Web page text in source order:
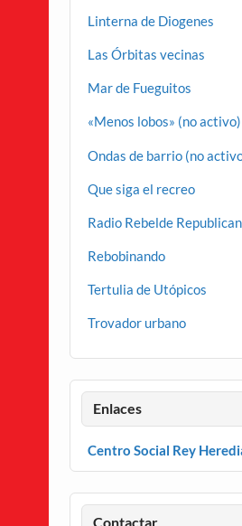
Linterna de Diogenes
Las Órbitas vecinas
Mar de Fueguitos
«Menos lobos» (no activo)
Ondas de barrio (no
Que siga el recreo
Radio Rebelde
Rebobinando
Tertulia de Utópicos
Trovador urbano
Enlaces
Centro Social Rey
Contactar